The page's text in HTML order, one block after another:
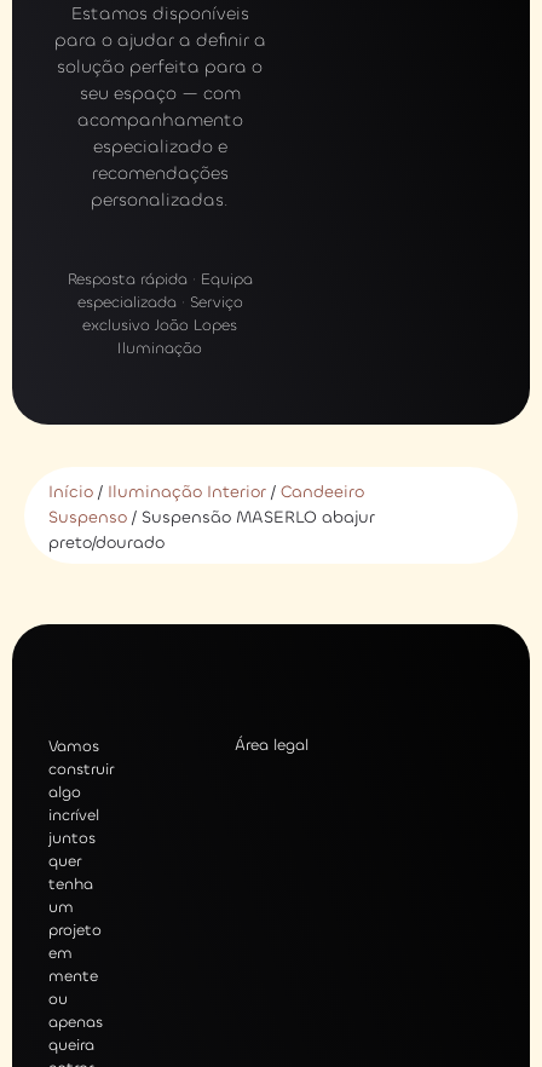
Estamos disponíveis
para o ajudar a definir a
solução perfeita para o
seu espaço — com
acompanhamento
especializado e
recomendações
personalizadas.
Resposta rápida · Equipa
especializada · Serviço
exclusivo João Lopes
Iluminação
Início / Iluminação Interior / Candeeiro
Suspenso / Suspensão MASERLO abajur
preto/dourado
Vamos
construir
algo
incrível
juntos
quer
tenha
um
projeto
em
mente
ou
apenas
queira
Área legal